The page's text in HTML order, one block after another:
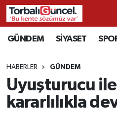
GÜNDEM SİYASET
HABERLER GÜNDEM
Uyuşturucu
kararlılıkla
İzmir Nöbetçi
İzmir Hava Durumu
İzmir Namaz Vakitleri